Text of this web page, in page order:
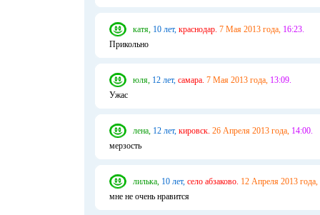
катя, 10 лет, краснодар. 7 Мая 2013 года, 16:23.
Прикольно
юля, 12 лет, самара. 7 Мая 2013 года, 13:09.
Ужас
лена, 12 лет, кировск. 26 Апреля 2013 года, 14:00.
мерзость
лилька, 10 лет, село абзаково. 12 Апреля 2013 года,
мне не очень нравится